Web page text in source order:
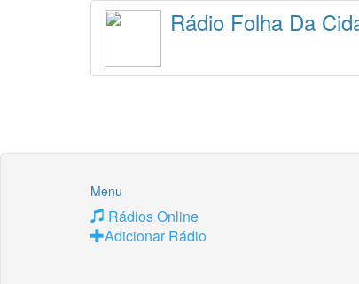
Rádio Folha Da
Menu
Rádios Online
Adicionar Rádio